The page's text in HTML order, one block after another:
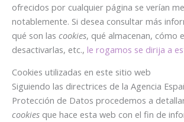
ofrecidos por cualquier página se verían
notablemente. Si desea consultar más
qué son las cookies, qué almacenan, cómo
desactivarlas, etc., le rogamos se dirija a
Cookies utilizadas en este sitio web
Siguiendo las directrices de la Agencia
Protección de Datos procedemos a
cookies que hace esta web con el fin de